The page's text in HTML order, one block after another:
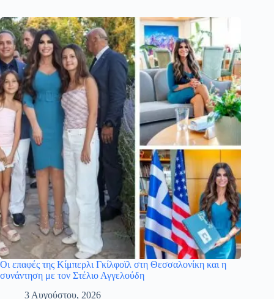
Οι επαφές της Κίμπερλι Γκίλφοϊλ στη Θεσσαλονίκη και η
συνάντηση με τον Στέλιο Αγγελούδη
3 Αυγούστου, 2026